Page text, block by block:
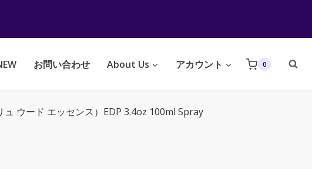
お問い合わせ About Us アカウント 0
ウード エッセンス）EDP 3.4oz 100ml Spray